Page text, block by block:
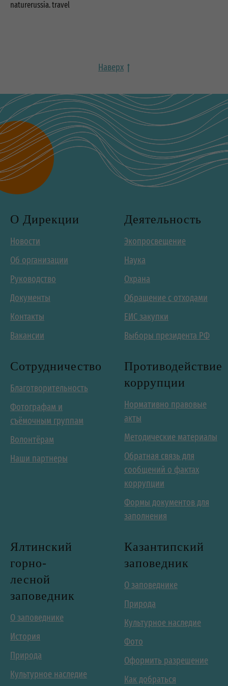
naturerussia. travel
Наверх
О Дирекции
Новости
Об организации
Руководство
Документы
Контакты
Вакансии
Деятельность
Экопросвещение
Наука
Охрана
Обращение с отходами
ЕИС закупки
Выборы президента РФ
Сотрудничество
Благотворительность
Фотографам и
съёмочным группам
Волонтёрам
Наши партнеры
Противодействие
коррупции
Нормативно правовые
акты
Методические материалы
Обратная связь для
сообщений о фактах
коррупции
Формы документов для
заполнения
Ялтинский
горно-
лесной
заповедник
О заповеднике
История
Природа
Культурное наследие
Казантипский
заповедник
О заповеднике
Природа
Культурное наследие
Фото
Оформить разрешение
Как добраться